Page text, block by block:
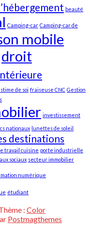
beauté
Camping-car Camping-car de
mobile
droit
de soi fraiseuse CNC Gestion
investissement
nationaux lunettes de soleil
destinations
travail cuisine porte industrielle
sociaux secteur immobilier
numérique
étudiant
: Color
Postmagthemes